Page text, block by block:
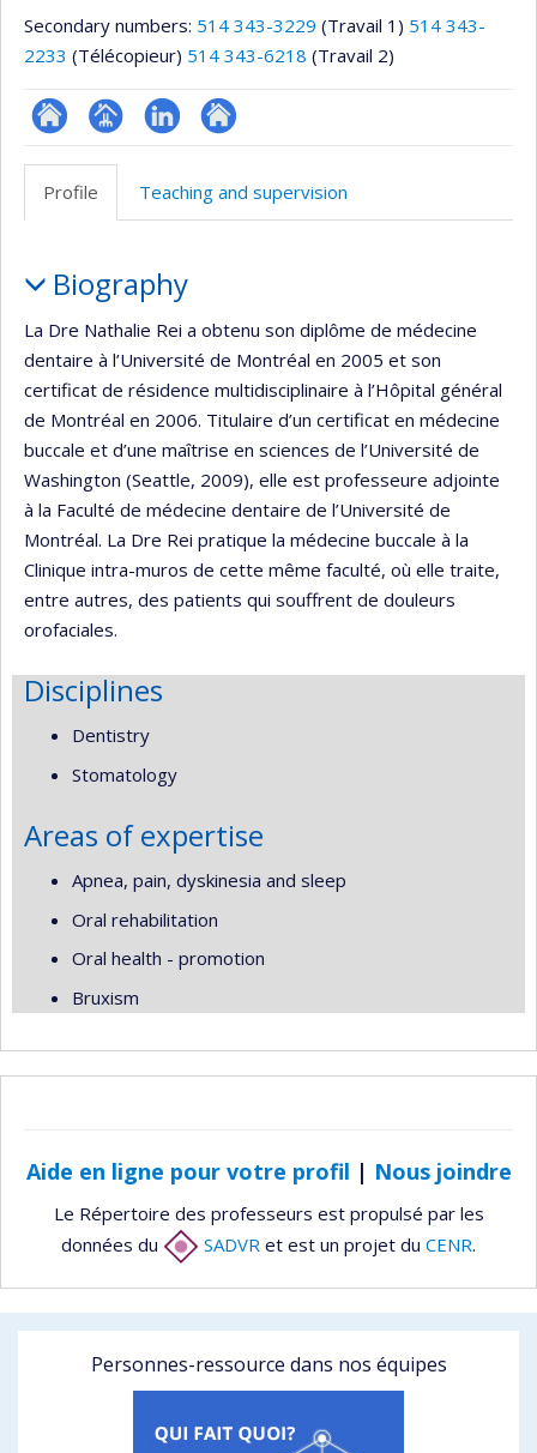
Secondary numbers: 514 343-3229 (Travail 1) 514 343-
2233 (Télécopieur) 514 343-6218 (Travail 2)
ResearchGate
Page
(faculté,département,école)
LinkedInAutre
web
Profile Teaching and supervision
Biography
La Dre Nathalie Rei a obtenu son diplôme de médecine
dentaire à l’Université de Montréal en 2005 et son
certificat de résidence multidisciplinaire à l’Hôpital général
de Montréal en 2006. Titulaire d’un certificat en médecine
buccale et d’une maîtrise en sciences de l’Université de
Washington (Seattle, 2009), elle est professeure adjointe
à la Faculté de médecine dentaire de l’Université de
Montréal. La Dre Rei pratique la médecine buccale à la
Clinique intra-muros de cette même faculté, où elle traite,
entre autres, des patients qui souffrent de douleurs
orofaciales.
Disciplines
Dentistry
Stomatology
Areas of expertise
Apnea, pain, dyskinesia and sleep
Oral rehabilitation
Oral health - promotion
Bruxism
Aide en ligne pour votre profil | Nous joindre
Le Répertoire des professeurs est propulsé par les
données du
SADVR et est un projet du CENR.
Personnes-ressource dans nos équipes